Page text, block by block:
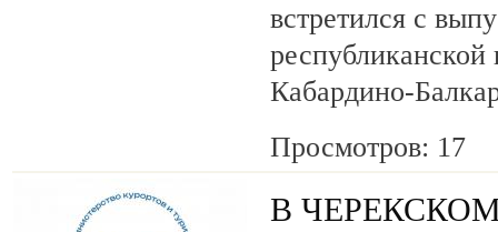
встретился с
Кабардино-
Просмотров: 17
В